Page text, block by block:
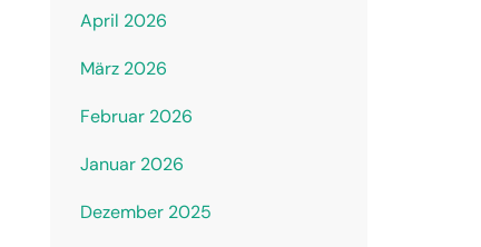
April 2026
März 2026
Februar 2026
Januar 2026
Dezember 2025